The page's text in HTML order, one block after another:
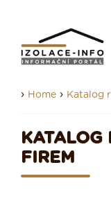
› Home › Katalog
KATALOG
FIREM